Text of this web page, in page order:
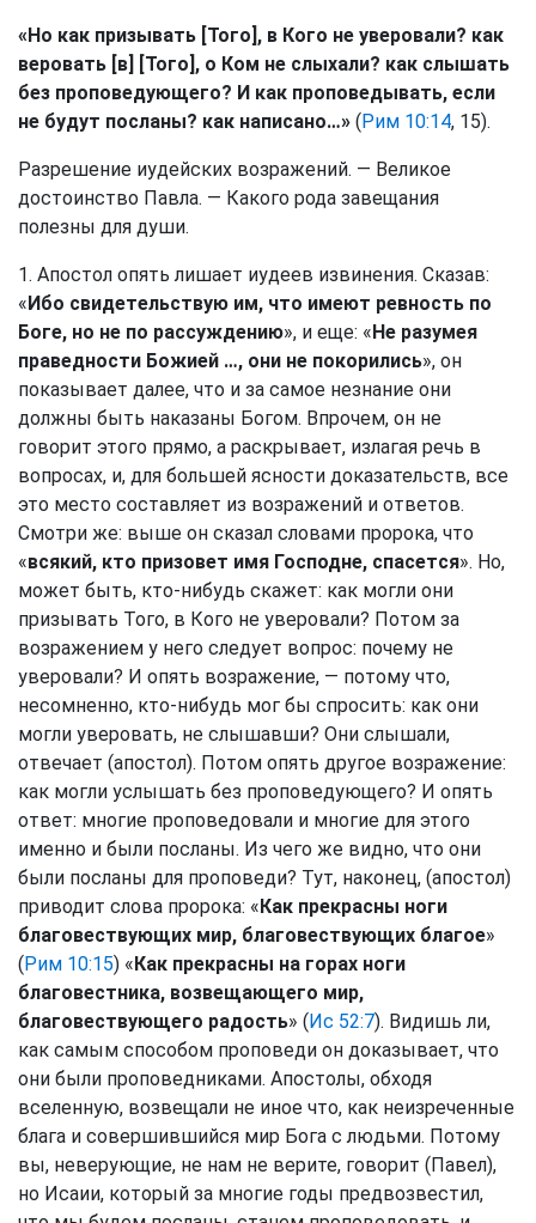
«Но как призывать [Того], в Кого не уверовали? как
веровать [в] [Того], о Ком не слыхали? как слышать
без проповедующего? И как проповедывать, если
не будут посланы? как написано…» (Рим 10:14, 15).
Разрешение иудейских возражений. — Великое
достоинство Павла. — Какого рода завещания
полезны для души.
1. Апостол опять лишает иудеев извинения. Сказав:
«Ибо свидетельствую им, что имеют ревность по
Боге, но не по рассуждению», и еще: «Не разумея
праведности Божией …, они не покорились», он
показывает далее, что и за самое незнание они
должны быть наказаны Богом. Впрочем, он не
говорит этого прямо, а раскрывает, излагая речь в
вопросах, и, для большей ясности доказательств, все
это место составляет из возражений и ответов.
Смотри же: выше он сказал словами пророка, что
«всякий, кто призовет имя Господне, спасется». Но,
может быть, кто-нибудь скажет: как могли они
призывать Того, в Кого не уверовали? Потом за
возражением у него следует вопрос: почему не
уверовали? И опять возражение, — потому что,
несомненно, кто-нибудь мог бы спросить: как они
могли уверовать, не слышавши? Они слышали,
отвечает (апостол). Потом опять другое возражение:
как могли услышать без проповедующего? И опять
ответ: многие проповедовали и многие для этого
именно и были посланы. Из чего же видно, что они
были посланы для проповеди? Тут, наконец, (апостол)
приводит слова пророка: «Как прекрасны ноги
благовествующих мир, благовествующих благое»
(Рим 10:15) «Как прекрасны на горах ноги
благовестника, возвещающего мир,
благовествующего радость» (Ис 52:7). Видишь ли,
как самым способом проповеди он доказывает, что
они были проповедниками. Апостолы, обходя
вселенную, возвещали не иное что, как неизреченные
блага и совершившийся мир Бога с людьми. Потому
вы, неверующие, не нам не верите, говорит (Павел),
но Исаии, который за многие годы предвозвестил,